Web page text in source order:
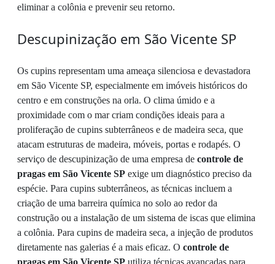
eliminar a colônia e prevenir seu retorno.
Descupinização em São Vicente SP
Os cupins representam uma ameaça silenciosa e devastadora
em São Vicente SP, especialmente em imóveis históricos do
centro e em construções na orla. O clima úmido e a
proximidade com o mar criam condições ideais para a
proliferação de cupins subterrâneos e de madeira seca, que
atacam estruturas de madeira, móveis, portas e rodapés. O
serviço de descupinização de uma empresa de controle de
pragas em São Vicente SP exige um diagnóstico preciso da
espécie. Para cupins subterrâneos, as técnicas incluem a
criação de uma barreira química no solo ao redor da
construção ou a instalação de um sistema de iscas que elimina
a colônia. Para cupins de madeira seca, a injeção de produtos
diretamente nas galerias é a mais eficaz. O controle de